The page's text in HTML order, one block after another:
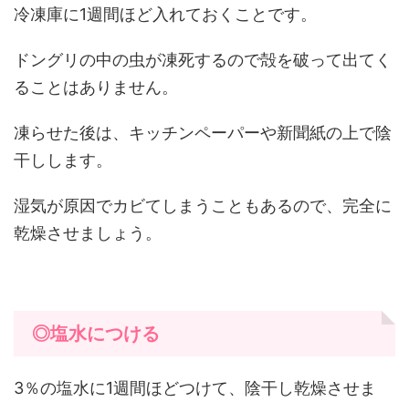
冷凍庫に1週間ほど入れておくことです。
ドングリの中の虫が凍死するので殻を破って出てく
ることはありません。
凍らせた後は、キッチンペーパーや新聞紙の上で陰
干しします。
湿気が原因でカビてしまうこともあるので、完全に
乾燥させましょう。
◎塩水につける
3％の塩水に1週間ほどつけて、陰干し乾燥させま